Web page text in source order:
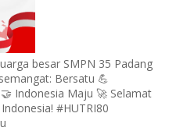
besar SMPN 35 Padang
Bersatu 💪
Indonesia Maju 🚀 Selamat
#HUTRI80